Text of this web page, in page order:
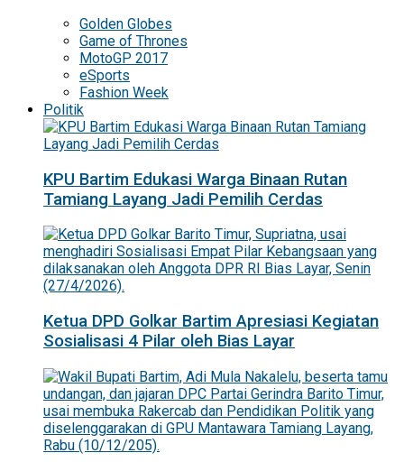
Golden Globes
Game of Thrones
MotoGP 2017
eSports
Fashion Week
Politik
KPU Bartim Edukasi Warga Binaan Rutan
Tamiang Layang Jadi Pemilih Cerdas
Ketua DPD Golkar Bartim Apresiasi Kegiatan
Sosialisasi 4 Pilar oleh Bias Layar